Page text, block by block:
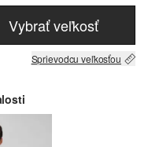
Vybrať veľkosť
Sprievodcu veľkosťou